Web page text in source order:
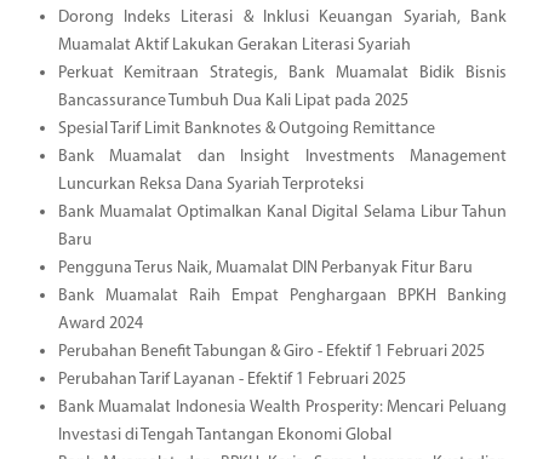
Dorong Indeks Literasi & Inklusi Keuangan Syariah, Bank
Muamalat Aktif Lakukan Gerakan Literasi Syariah
Perkuat Kemitraan Strategis, Bank Muamalat Bidik Bisnis
Bancassurance Tumbuh Dua Kali Lipat pada 2025
Spesial Tarif Limit Banknotes & Outgoing Remittance
Bank Muamalat dan Insight Investments Management
Luncurkan Reksa Dana Syariah Terproteksi
Bank Muamalat Optimalkan Kanal Digital Selama Libur Tahun
Baru
Pengguna Terus Naik, Muamalat DIN Perbanyak Fitur Baru
Bank Muamalat Raih Empat Penghargaan BPKH Banking
Award 2024
Perubahan Benefit Tabungan & Giro - Efektif 1 Februari 2025
Perubahan Tarif Layanan - Efektif 1 Februari 2025
Bank Muamalat Indonesia Wealth Prosperity: Mencari Peluang
Investasi di Tengah Tantangan Ekonomi Global